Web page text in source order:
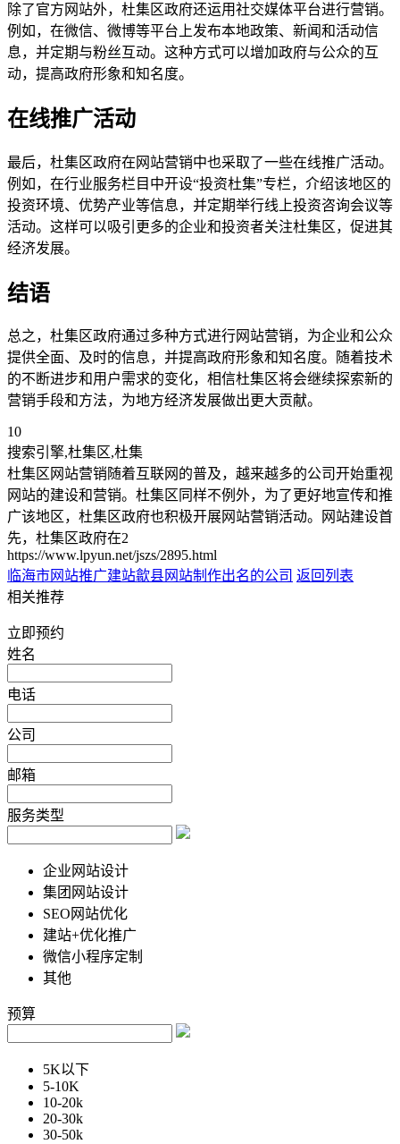
除了官方网站外，杜集区政府还运用社交媒体平台进行营销。
例如，在微信、微博等平台上发布本地政策、新闻和活动信
息，并定期与粉丝互动。这种方式可以增加政府与公众的互
动，提高政府形象和知名度。
在线推广活动
最后，杜集区政府在网站营销中也采取了一些在线推广活动。
例如，在行业服务栏目中开设“投资杜集”专栏，介绍该地区的
投资环境、优势产业等信息，并定期举行线上投资咨询会议等
活动。这样可以吸引更多的企业和投资者关注杜集区，促进其
经济发展。
结语
总之，杜集区政府通过多种方式进行网站营销，为企业和公众
提供全面、及时的信息，并提高政府形象和知名度。随着技术
的不断进步和用户需求的变化，相信杜集区将会继续探索新的
营销手段和方法，为地方经济发展做出更大贡献。
10
搜索引擎,杜集区,杜集
杜集区网站营销随着互联网的普及，越来越多的公司开始重视
网站的建设和营销。杜集区同样不例外，为了更好地宣传和推
广该地区，杜集区政府也积极开展网站营销活动。网站建设首
先，杜集区政府在2
https://www.lpyun.net/jszs/2895.html
临海市网站推广建站歙县网站制作出名的公司 返回列表
相关推荐
立即预约
姓名
电话
公司
邮箱
服务类型
企业网站设计
集团网站设计
SEO网站优化
建站+优化推广
微信小程序定制
其他
预算
5K以下
5-10K
10-20k
20-30k
30-50k